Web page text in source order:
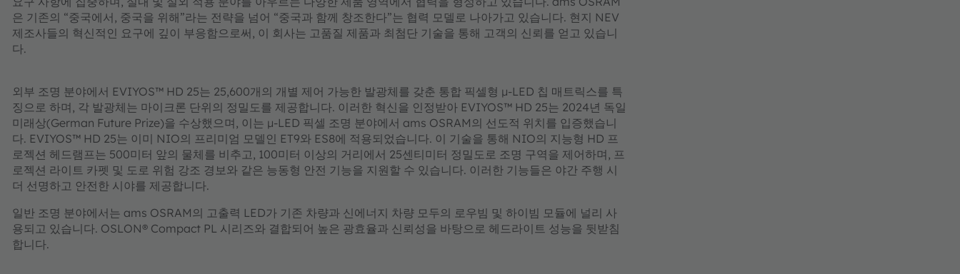
은 기존의 “중국에서, 중국을 위해”라는 전략을 넘어 “중국과 함께 창조한다”는 협력 모델로 나아가고 있습니다. 현지 NEV
제조사들의 혁신적인 요구에 깊이 부응함으로써, 이 회사는 고품질 제품과 최첨단 기술을 통해 고객의 신뢰를 얻고 있습니
다.
외부 조명 분야에서 EVIYOS™ HD 25는 25,600개의 개별 제어 가능한 발광체를 갖춘 통합 픽셀형 µ-LED 칩 매트릭스를 특
징으로 하며, 각 발광체는 마이크론 단위의 정밀도를 제공합니다. 이러한 혁신을 인정받아 EVIYOS™ HD 25는 2024년 독일
미래상(German Future Prize)을 수상했으며, 이는 µ-LED 픽셀 조명 분야에서 ams OSRAM의 선도적 위치를 입증했습니
다. EVIYOS™ HD 25는 이미 NIO의 프리미엄 모델인 ET9와 ES8에 적용되었습니다. 이 기술을 통해 NIO의 지능형 HD 프
로젝션 헤드램프는 500미터 앞의 물체를 비추고, 100미터 이상의 거리에서 25센티미터 정밀도로 조명 구역을 제어하며, 프
로젝션 라이트 카펫 및 도로 위험 강조 경보와 같은 능동형 안전 기능을 지원할 수 있습니다. 이러한 기능들은 야간 주행 시
더 선명하고 안전한 시야를 제공합니다.
일반 조명 분야에서는 ams OSRAM의 고출력 LED가 기존 차량과 신에너지 차량 모두의 로우빔 및 하이빔 모듈에 널리 사
용되고 있습니다. OSLON® Compact PL 시리즈와 결합되어 높은 광효율과 신뢰성을 바탕으로 헤드라이트 성능을 뒷받침
합니다.